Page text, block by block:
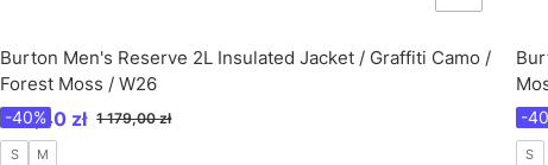
Burton Men's Reserve 2L Insulated Jacket / Graffiti Camo /
Forest Moss / W26
Cena promocyjna
707,40 zł 1 179,00 zł
-40%
S M
-
S